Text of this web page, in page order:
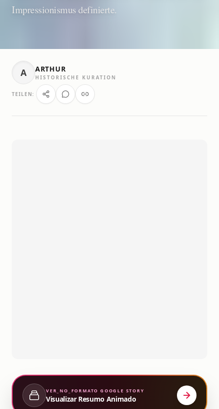
Impressionismus definierte.
A ARTHUR
HISTORISCHE KURATION
TEILEN:
VER_NO_FORMATO GOOGLE STORY
Visualizar Resumo Animado